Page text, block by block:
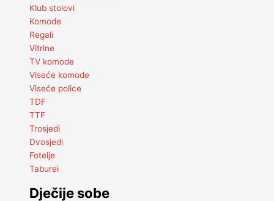
Klub stolovi
Komode
Regali
Vitrine
TV komode
Viseće komode
Viseće police
TDF
TTF
Trosjedi
Dvosjedi
Fotelje
Taburei
Dječije sobe